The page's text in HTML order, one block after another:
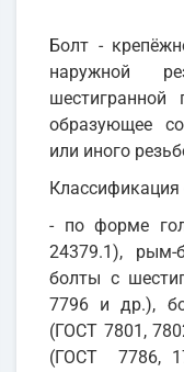
Болт -
наружной
образующее
или иного
Классификация
- по форме
24379.1),
болты с
7796 и др.),
(ГОСТ 7801,
(ГОСТ 7786,